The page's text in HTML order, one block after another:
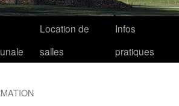
Location de
salles
Infos
pratiques